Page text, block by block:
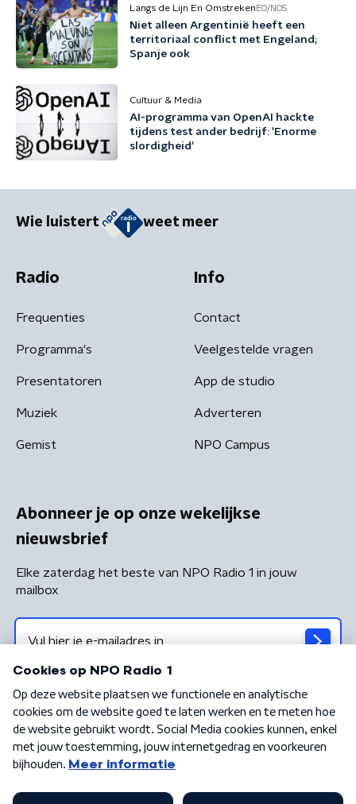
Langs de Lijn En Omstreken EO/NOS
Niet alleen Argentinië heeft een
territoriaal conflict met Engeland;
Spanje ook
Cultuur & Media
AI-programma van OpenAI hackte
tijdens test ander bedrijf: 'Enorme
slordigheid'
Wie luistert weet meer
Radio
Frequenties
Programma's
Presentatoren
Muziek
Gemist
Info
Contact
Veelgestelde vragen
App de studio
Adverteren
NPO Campus
Abonneer je op onze wekelijkse
nieuwsbrief
Elke zaterdag het beste van NPO Radio 1 in jouw
mailbox
Algemene voorwaarden